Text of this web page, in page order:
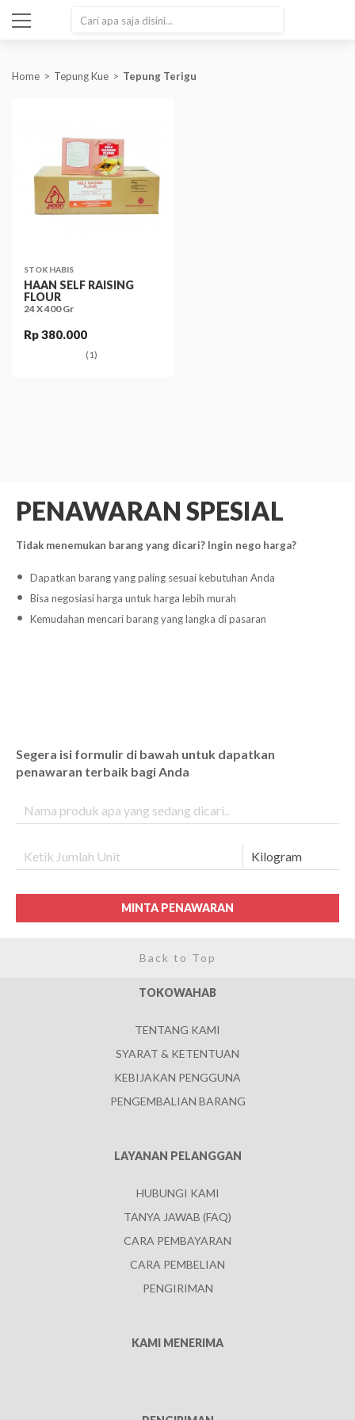
Home Tepung Kue Tepung Terigu
STOK HABIS
HAAN SELF RAISING
FLOUR
24 X 400 Gr
Rp 380.000
(1)
PENAWARAN SPESIAL
Tidak menemukan barang yang dicari? Ingin nego harga?
Dapatkan barang yang paling sesuai kebutuhan Anda
Bisa negosiasi harga untuk harga lebih murah
Kemudahan mencari barang yang langka di pasaran
Segera isi formulir di bawah untuk dapatkan
penawaran terbaik bagi Anda
MINTA PENAWARAN
Back to Top
TOKOWAHAB
TENTANG KAMI
SYARAT & KETENTUAN
KEBIJAKAN PENGGUNA
PENGEMBALIAN BARANG
LAYANAN PELANGGAN
HUBUNGI KAMI
TANYA JAWAB (FAQ)
CARA PEMBAYARAN
CARA PEMBELIAN
PENGIRIMAN
KAMI MENERIMA